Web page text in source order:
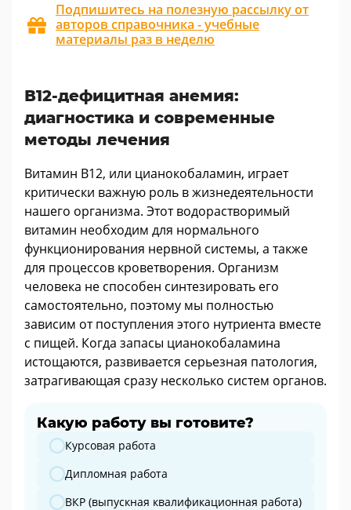
Подпишитесь на полезную рассылку от
авторов справочника - учебные
материалы раз в неделю
В12-дефицитная анемия:
диагностика и современные
методы лечения
Витамин В12, или цианокобаламин, играет
критически важную роль в жизнедеятельности
нашего организма. Этот водорастворимый
витамин необходим для нормального
функционирования нервной системы, а также
для процессов кроветворения. Организм
человека не способен синтезировать его
самостоятельно, поэтому мы полностью
зависим от поступления этого нутриента вместе
с пищей. Когда запасы цианокобаламина
истощаются, развивается серьезная патология,
затрагивающая сразу несколько систем органов.
Какую работу вы готовите?
Какую работу вы готовите?
Курсовая работа
Дипломная работа
ВКР (выпускная квалификационная работа)